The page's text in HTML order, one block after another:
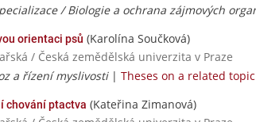
/ Biologie a ochrana zájmových
orientaci psů (Karolína Součková)
/ Česká zemědělská univerzita v Praze
a řízení myslivosti| Theses on a related topic
chování ptactva (Kateřina Zimanová)